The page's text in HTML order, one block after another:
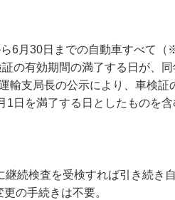
6月30日までの自動車すべて（
の有効期間の満了する日が、同
輸支局長の公示により、車検証
日を満了する日としたものを含
続検査を受検すれば引き続き
の手続きは不要。